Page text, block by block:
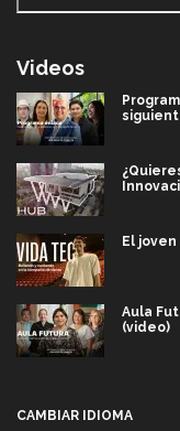
Videos
El
Aula
(video)
CAMBIAR IDIOMA